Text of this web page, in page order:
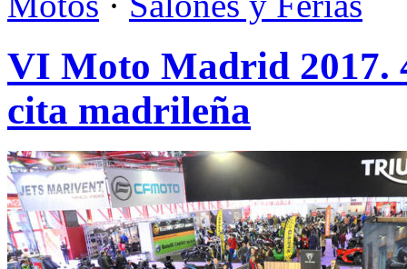
VI Moto Madrid 2017.
cita madrileña